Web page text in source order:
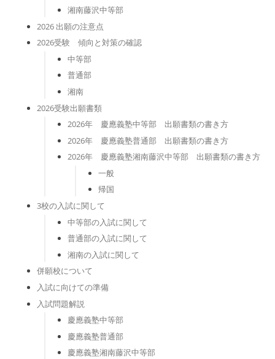
湘南藤沢中等部
2026 出願の注意点
2026受験 傾向と対策の確認
中等部
普通部
湘南
2026受験出願書類
2026年 慶應義塾中等部 出願書類の書き方
2026年 慶應義塾普通部 出願書類の書き方
2026年 慶應義塾湘南藤沢中等部 出願書類の書き方
一般
帰国
3校の入試に関して
中等部の入試に関して
普通部の入試に関して
湘南の入試に関して
併願校について
入試に向けての準備
入試問題解説
慶應義塾中等部
慶應義塾普通部
慶應義塾湘南藤沢中等部